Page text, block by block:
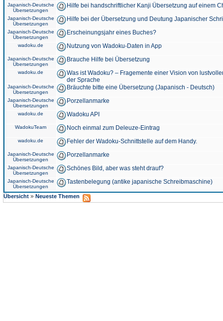
Japanisch-Deutsche
Übersetzungen
Hilfe bei handschriftlicher Kanji Übersetzung auf einem
Japanisch-Deutsche
Übersetzungen
Hilfe bei der Übersetzung und Deutung Japanischer
Japanisch-Deutsche
Übersetzungen
Erscheinungsjahr eines Buches?
wadoku.de Nutzung von Wadoku-Daten in App
Japanisch-Deutsche
Übersetzungen
Brauche Hilfe bei Übersetzung
wadoku.de
Was ist Wadoku? – Fragemente einer Vision von
der Sprache
Japanisch-Deutsche
Übersetzungen
Bräuchte bitte eine Übersetzung (Japanisch - Deutsch)
Japanisch-Deutsche
Übersetzungen
Porzellanmarke
wadoku.de Wadoku API
WadokuTeam Noch einmal zum Deleuze-Eintrag
wadoku.de Fehler der Wadoku-Schnittstelle auf dem Handy.
Japanisch-Deutsche
Übersetzungen
Porzellanmarke
Japanisch-Deutsche
Übersetzungen
Schönes Bild, aber was steht drauf?
Japanisch-Deutsche
Übersetzungen
Tastenbelegung (antike japanische Schreibmaschine)
Übersicht » Neueste Themen